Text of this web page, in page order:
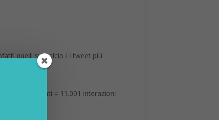
quelli sul calcio i I tweet più
240 commenti = 11.001 interazioni